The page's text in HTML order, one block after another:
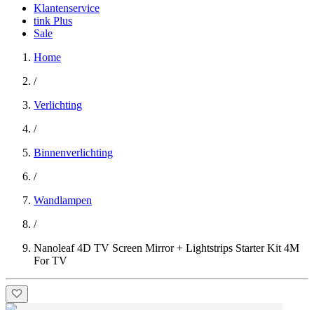
Klantenservice
tink Plus
Sale
Home
/
Verlichting
/
Binnenverlichting
/
Wandlampen
/
Nanoleaf 4D TV Screen Mirror + Lightstrips Starter Kit 4M
For TV